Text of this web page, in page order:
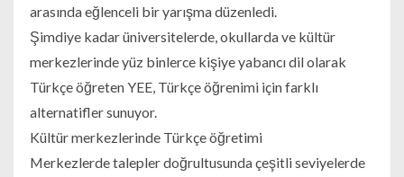
arasında eğlenceli bir yarışma düzenledi.
Şimdiye kadar üniversitelerde, okullarda ve kültür
merkezlerinde yüz binlerce kişiye yabancı dil olarak
Türkçe öğreten YEE, Türkçe öğrenimi için farklı
alternatifler sunuyor.
Kültür merkezlerinde Türkçe öğretimi
Merkezlerde talepler doğrultusunda çeşitli seviyelerde